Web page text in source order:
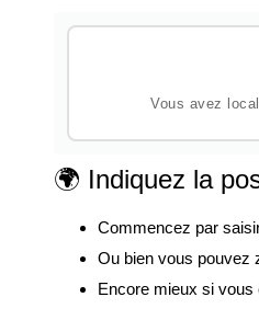
Vous avez
🌍 Indiquez la
Commencez par
Ou bien vous pouvez
Encore mieux si